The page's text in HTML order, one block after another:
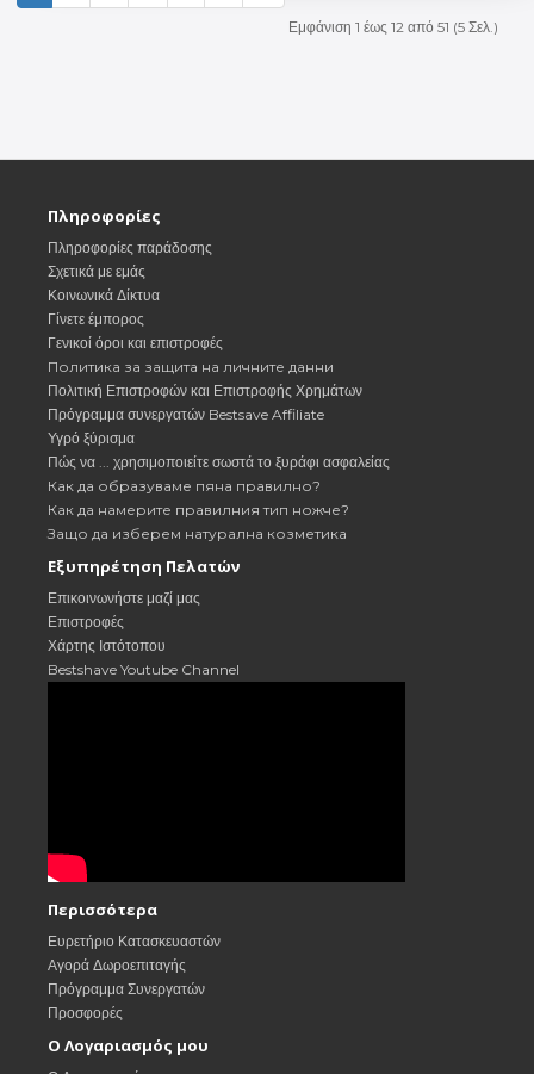
Εμφάνιση 1 έως 12 από 51 (5 Σελ.)
Πληροφορίες
Πληροφορίες παράδοσης
Σχετικά με εμάς
Κοινωνικά Δίκτυα
Γίνετε έμπορος
Γενικοί όροι και επιστροφές
Политика за защита на личните данни
Πολιτική Επιστροφών και Επιστροφής Χρημάτων
Πρόγραμμα συνεργατών Bestsave Affiliate
Υγρό ξύρισμα
Πώς να ... χρησιμοποιείτε σωστά το ξυράφι ασφαλείας
Как да образуваме пяна правилно?
Как да намерите правилния тип ножче?
Защо да изберем натурална козметика
Εξυπηρέτηση Πελατών
Επικοινωνήστε μαζί μας
Επιστροφές
Χάρτης Ιστότοπου
Bestshave Youtube Channel
Περισσότερα
Ευρετήριο Κατασκευαστών
Αγορά Δωροεπιταγής
Πρόγραμμα Συνεργατών
Προσφορές
Ο Λογαριασμός μου